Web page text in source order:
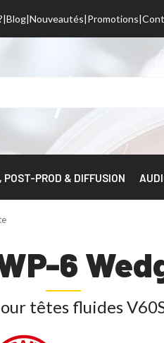
Blog Nouveautés Promotions
POST-PROD & DIFFUSION
6
têtes fluides